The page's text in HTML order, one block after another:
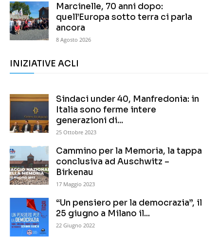
Marcinelle, 70 anni dopo:
quell’Europa sotto terra ci parla
ancora
8 Agosto 2026
INIZIATIVE ACLI
Sindaci under 40, Manfredonia: in
Italia sono ferme intere
generazioni di...
25 Ottobre 2023
Cammino per la Memoria, la tappa
conclusiva ad Auschwitz –
Birkenau
17 Maggio 2023
“Un pensiero per la democrazia”, il
25 giugno a Milano il...
22 Giugno 2022